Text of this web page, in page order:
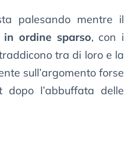
palesando mentre il
in ordine sparso, con i
tra di loro e la
sull’argomento forse
l’abbuffata delle